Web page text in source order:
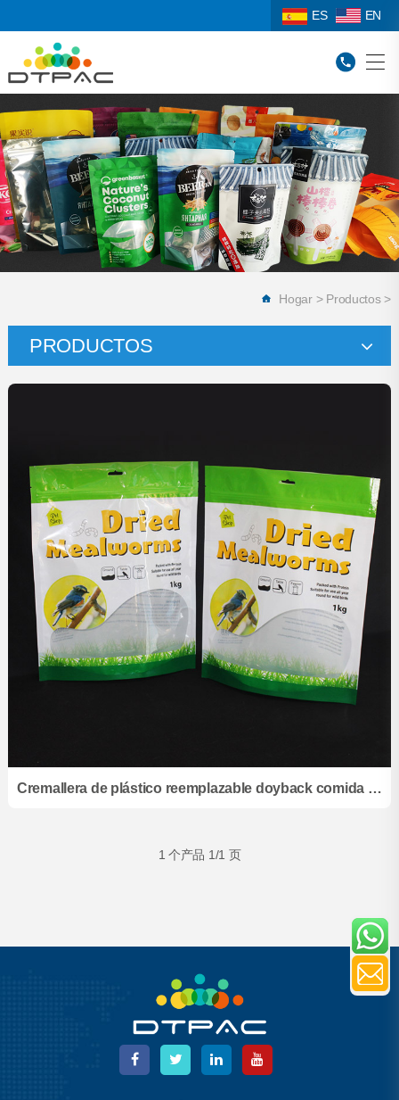
ES EN
Hogar> Productos>
PRODUCTOS
Bolsa de correo vertical
Bolsa de vacío
Bolsa de aluminio
Bolsa de sellado de tres lados
Bolsa de cremallera
Bolsa de moldeo
Bolsa de cocción
Cremallera de plástico reemplazable doyback comida para mascotas perros y pájaros bolsa de embalaje con ventana transparente
1 个产品 1/1 页